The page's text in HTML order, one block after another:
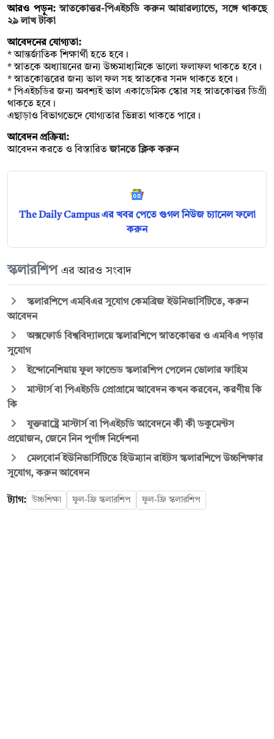
আরও পড়ুন:স্নাতকোত্তর-পিএইচডি করুন আয়ারল্যান্ডে, সঙ্গে থাকছে
২৯ লাখ টাকা
আবেদনের যোগ্যতা:
* আন্তর্জাতিক শিক্ষার্থী হতে হবে।
* স্নাতকে অধ্যায়নের জন্য উচ্চমাধ্যমিকে ভালো ফলাফল থাকতে হবে।
* স্নাতকোত্তরের জন্য ভাল ফল সহ স্নাতকের সনদ থাকতে হবে।
* পিএইচডির জন্য অবশ্যই ভাল একাডেমিক স্কোর সহ স্নাতকোত্তর ডিগ্রী
থাকতে হবে।
এছাড়াও বিভাগভেদে যোগ্যতার ভিন্নতা থাকতে পারে।
আবেদন প্রক্রিয়া:
আবেদন করতে ও বিস্তারিতজানতে ক্লিক করুন
The Daily Campus এর খবর পেতে গুগল নিউজ চ্যানেল ফলো
করুন
স্কলারশিপ এর আরও সংবাদ
স্কলারশিপে এমবিএর সুযোগ কেমব্রিজ ইউনিভার্সিটিতে, করুন
আবেদন
অক্সফোর্ড বিশ্ববিদ্যালয়ে স্কলারশিপে স্নাতকোত্তর ও এমবিএ পড়ার
সুযোগ
ইন্দোনেশিয়ায় ফুল ফান্ডেড স্কলারশিপ পেলেন ভোলার ফাহিম
মাস্টার্স বা পিএইচডি প্রোগ্রামে আবেদন কখন করবেন, করণীয় কি
কি
যুক্তরাষ্ট্রে মাস্টার্স বা পিএইচডি আবেদনে কী কী ডকুমেন্টস
প্রয়োজন, জেনে নিন পূর্ণাঙ্গ নির্দেশনা
মেলবোর্ন ইউনিভার্সিটিতে হিউম্যান রাইটস স্কলারশিপে উচ্চশিক্ষার
সুযোগ, করুন আবেদন
ট্যাগ: উচ্চশিক্ষা ফুল-ফ্রি স্কলারশিপ ফুল-ফ্রি স্কলারশিপ